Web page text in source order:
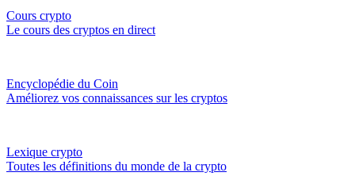
Cours crypto
Le cours des cryptos en direct
Encyclopédie du Coin
Améliorez vos connaissances sur les cryptos
Lexique crypto
Toutes les définitions du monde de la crypto